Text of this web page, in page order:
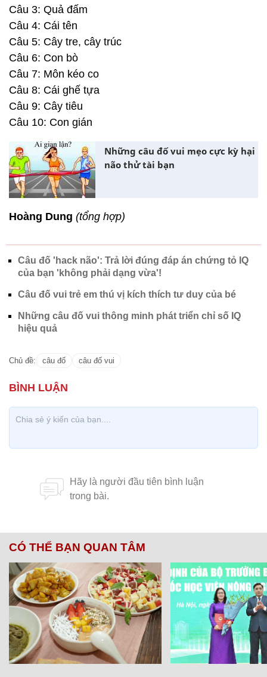
Câu 3: Quả đấm
Câu 4: Cái tên
Câu 5: Cây tre, cây trúc
Câu 6: Con bò
Câu 7: Môn kéo co
Câu 8: Cái ghế tựa
Câu 9: Cây tiêu
Câu 10: Con gián
Những câu đố vui mẹo cực kỳ hại
não thử tài bạn
Hoàng Dung (tổng hợp)
Câu đố 'hack não': Trả lời đúng đáp án chứng tỏ IQ
của bạn 'không phải dạng vừa'!
Câu đố vui trẻ em thú vị kích thích tư duy của bé
Những câu đố vui thông minh phát triển chỉ số IQ
hiệu quả
Chủ đề: câu đố câu đố vui
CÓ THỂ BẠN QUAN TÂM